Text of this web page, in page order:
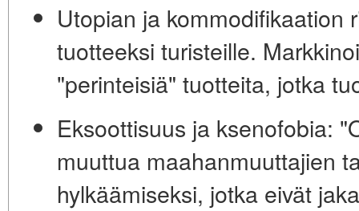
Utopian ja kommodifikaation
tuotteeksi turisteille.
"perinteisiä" tuotteita, jotka
Eksoottisuus ja ksenofobia:
muuttua maahanmuuttajien
hylkäämiseksi, jotka eivät